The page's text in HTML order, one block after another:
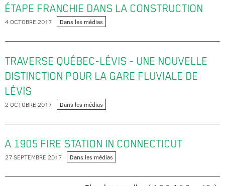
ÉTAPE FRANCHIE DANS LA CONSTRUCTION
4 OCTOBRE 2017 Dans les médias
TRAVERSE QUÉBEC-LÉVIS - UNE NOUVELLE
DISTINCTION POUR LA GARE FLUVIALE DE
LÉVIS
2 OCTOBRE 2017 Dans les médias
A 1905 FIRE STATION IN CONNECTICUT
27 SEPTEMBRE 2017 Dans les médias